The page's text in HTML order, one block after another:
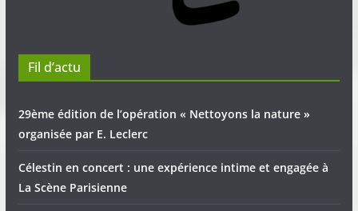
Fil d’actu
29ème édition de l’opération « Nettoyons la nature »
organisée par E. Leclerc
Célestin en concert : une expérience intime et engagée à
La Scène Parisienne